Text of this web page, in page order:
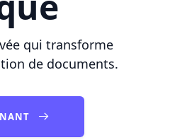
qui transforme
de documents.